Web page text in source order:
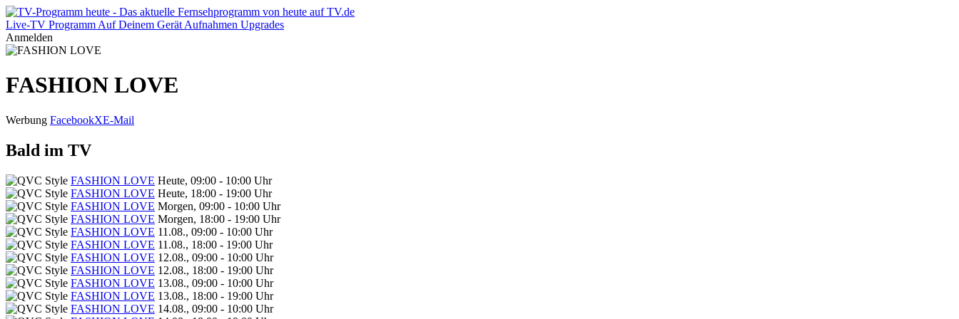
Live-TV Programm Auf Deinem Gerät Aufnahmen Upgrades
Anmelden
FASHION LOVE
Werbung FacebookXE-Mail
Bald im TV
FASHION LOVE Heute, 09:00 - 10:00 Uhr
FASHION LOVE Heute, 18:00 - 19:00 Uhr
FASHION LOVE Morgen, 09:00 - 10:00 Uhr
FASHION LOVE Morgen, 18:00 - 19:00 Uhr
FASHION LOVE 11.08., 09:00 - 10:00 Uhr
FASHION LOVE 11.08., 18:00 - 19:00 Uhr
FASHION LOVE 12.08., 09:00 - 10:00 Uhr
FASHION LOVE 12.08., 18:00 - 19:00 Uhr
FASHION LOVE 13.08., 09:00 - 10:00 Uhr
FASHION LOVE 13.08., 18:00 - 19:00 Uhr
FASHION LOVE 14.08., 09:00 - 10:00 Uhr